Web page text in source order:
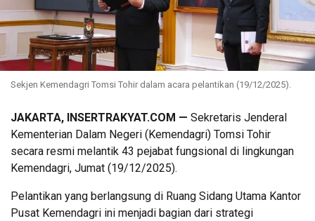
Sekjen Kemendagri Tomsi Tohir dalam acara pelantikan (19/12/2025).
JAKARTA, INSERTRAKYAT.COM — Sekretaris Jenderal
Kementerian Dalam Negeri (Kemendagri) Tomsi Tohir
secara resmi melantik 43 pejabat fungsional di lingkungan
Kemendagri, Jumat (19/12/2025).
Pelantikan yang berlangsung di Ruang Sidang Utama Kantor
Pusat Kemendagri ini menjadi bagian dari strategi